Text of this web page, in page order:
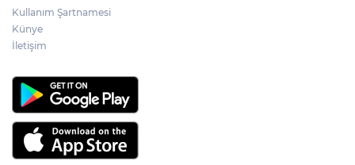
Kullanım Şartnamesi
Künye
İletişim